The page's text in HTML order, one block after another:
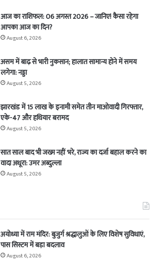
आज का राशिफल: 06 अगस्त 2026 – जानिए! कैसा रहेगा
आपका आज का दिन?
August 6, 2026
असम में बाढ़ से भारी नुकसान; हालात सामान्य होने में समय
लगेगा: नड्डा
August 5, 2026
झारखंड में 15 लाख के इनामी समेत तीन माओवादी गिरफ्तार,
एके-47 और हथियार बरामद
August 5, 2026
सात साल बाद भी जख्म नहीं भरे, राज्य का दर्जा बहाल करने का
वादा अधूरा: उमर अब्दुल्ला
August 5, 2026
अयोध्या में राम मंदिर: बुजुर्ग श्रद्धालुओं के लिए विशेष सुविधाएं,
पास सिस्टम में बड़ा बदलाव
August 6, 2026